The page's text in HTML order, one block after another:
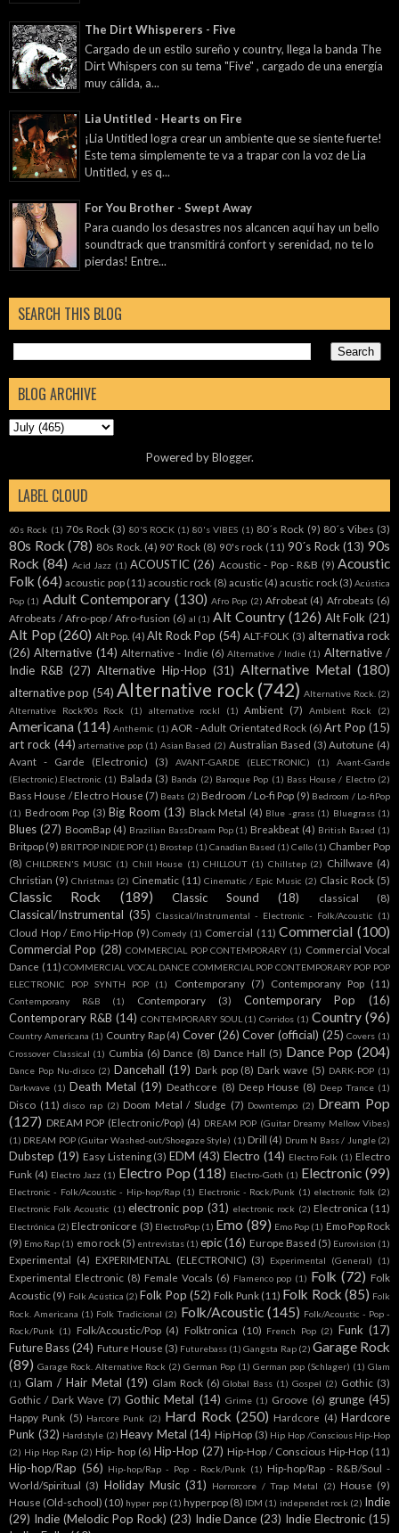
The Dirt Whisperers - Five
Cargado de un estilo sureño y country, llega la banda The
Dirt Whispers con su tema "Five" , cargado de una energía
muy cálida, a...
Lia Untitled - Hearts on Fire
¡Lia Untitled logra crear un ambiente que se siente fuerte!
Este tema simplemente te va a trapar con la voz de Lia
Untitled, y es q...
For You Brother - Swept Away
Para cuando los desastres nos alcancen aquí hay un bello
soundtrack que transmitirá confort y serenidad, no te lo
pierdas! Entre...
SEARCH THIS BLOG
BLOG ARCHIVE
Powered byBlogger.
LABEL CLOUD
60s Rock (1) 70s Rock (3) 80'S ROCK (1) 80's VIBES (1) 80´s Rock (9) 80´s Vibes (3)
80s Rock (78) 80s Rock. (4) 90' Rock (8) 90's rock (11) 90´s Rock (13) 90s
Rock (84) Acid Jazz (1) ACOUSTIC (26) Acoustic - Pop - R&B (9) Acoustic
Folk (64) acoustic pop (11) acoustic rock (8) acustic (4) acustic rock (3) Acústica
Pop (1) Adult Contemporary (130) Afro Pop (2) Afrobeat (4) Afrobeats (6)
Afrobeats / Afro-pop / Afro-fusion (6) al (1) Alt Country (126) Alt Folk (21)
Alt Pop (260) Alt Pop. (4) Alt Rock Pop (54) ALT-FOLK (3) alternativa rock
(26) Alternative (14) Alternative - Indie (6) Alternative / Indie (1) Alternative /
Indie R&B (27) Alternative Hip-Hop (31) Alternative Metal (180)
alternative pop (54) Alternative rock (742) Alternative Rock. (2)
Alternative Rock90s Rock
(1) alternative rockl (1) Ambient (7) Ambient Rock (2)
Americana (114) Anthemic (1) AOR - Adult Orientated Rock (6) Art Pop (15)
art rock (44) arternative pop (1) Asian Based (2) Australian Based (3) Autotune (4)
Avant - Garde (Electronic)
(3) AVANT-GARDE (ELECTRONIC) (1)
Avant-Garde
(Electronic).Electronic (1) Balada (3) Banda (2) Baroque Pop (1) Bass House / Electro (2)
Bass House / Electro House (7) Beats (2) Bedroom / Lo-fi Pop (9) Bedroom / Lo-fiPop
(1) Bedroom Pop (3) Big Room (13) Black Metal (4) Blue -grass (1) Bluegrass (1)
Blues (27) BoomBap (4) Brazilian BassDream Pop (1) Breakbeat (4) British Based (1)
Britpop (9) BRITPOP INDIE POP (1) Brostep (1) Canadian Based (1) Cello (1) Chamber Pop
(8) CHILDREN'S MUSIC (1) Chill House (1) CHILLOUT (1) Chillstep (2) Chillwave (4)
Christian (9) Christmas (2) Cinematic (11) Cinematic / Epic Music (2) Clasic Rock (5)
Classic Rock (189) Classic Sound (18) classical (8)
Classical/Instrumental (35) Classical/Instrumental - Electronic - Folk/Acoustic (1)
Cloud Hop / Emo Hip-Hop (9) Comedy (1) Comercial (11) Commercial (100)
Commercial Pop (28) COMMERCIAL POP CONTEMPORARY (1) Commercial Vocal
Dance (11) COMMERCIAL VOCAL DANCE COMMERCIAL POP CONTEMPORARY POP POP
ELECTRONIC POP SYNTH POP
(1) Contemporany (7) Contemporany Pop (11)
Contemporany R&B (1) Contemporary (3) Contemporary Pop
(16)
Contemporary R&B (14) CONTEMPORARY SOUL (1) Corridos (1) Country (96)
Country Americana (1) Country Rap (4) Cover (26) Cover (official) (25) Covers (1)
Crossover Classical (1) Cumbia (6) Dance (8) Dance Hall (5) Dance Pop (204)
Dance Pop Nu-disco (2) Dancehall (19) Dark pop (8) Dark wave (5) DARK-POP (1)
Darkwave (1) Death Metal (19) Deathcore (8) Deep House (8) Deep Trance (1)
Disco (11) disco rap (2) Doom Metal / Sludge (7) Downtempo (2) Dream Pop
(127) DREAM POP (Electronic/Pop) (4) DREAM POP (Guitar Dreamy Mellow Vibes)
(1) DREAM POP (Guitar Washed-out/Shoegaze Style) (1) Drill (4) Drum N Bass / Jungle (2)
Dubstep (19) Easy Listening (3) EDM (43) Electro (14) Electro Folk (1) Electro
Funk (4) Electro Jazz (1) Electro Pop (118) Electro-Goth (1) Electronic (99)
Electronic - Folk/Acoustic - Hip-hop/Rap (1) Electronic - Rock/Punk (1) electronic folk (2)
Electronic Folk Acoustic (1) electronic pop (31) electronic rock (2) Electronica (11)
Electrónica (2) Electronicore (3) ElectroPop (1) Emo (89) Emo Pop (1) Emo Pop Rock
(9) Emo Rap (1) emo rock (5) entrevistas (1) epic (16) Europe Based (5) Eurovision (1)
Experimental (4) EXPERIMENTAL (ELECTRONIC) (3) Experimental (General) (1)
Experimental Electronic (8) Female Vocals (6) Flamenco pop (1) Folk (72) Folk
Acoustic (9) Folk Acústica (2) Folk Pop (52) Folk Punk (11) Folk Rock (85) Folk
Rock. Americana (1) Folk Tradicional (2) Folk/Acoustic (145) Folk/Acoustic - Pop -
Rock/Punk (1) Folk/Acoustic/Pop (4) Folktronica (10) French Pop (2) Funk (17)
Future Bass (24) Future House (3) Futurebass (1) Gangsta Rap (2) Garage Rock
(89) Garage Rock. Alternative Rock (2) German Pop (1) German pop (Schlager) (1) Glam
(1) Glam / Hair Metal (19) Glam Rock (6) Global Bass (1) Gospel (2) Gothic (3)
Gothic / Dark Wave (7) Gothic Metal (14) Grime (1) Groove (6) grunge (45)
Happy Punk (5) Harcore Punk (2) Hard Rock (250) Hardcore (4) Hardcore
Punk (32) Hardstyle (2) Heavy Metal (14) Hip Hop (3) Hip Hop /Conscious Hip-Hop
(2) Hip Hop Rap (2) Hip- hop (6) Hip-Hop (27) Hip-Hop / Conscious Hip-Hop (11)
Hip-hop/Rap (56) Hip-hop/Rap - Pop - Rock/Punk (1) Hip-hop/Rap - R&B/Soul -
World/Spiritual (3) Holiday Music (31) Horrorcore / Trap Metal (2) House (9)
House (Old-school) (10) hyper pop (1) hyperpop (8) IDM (1) independet rock (2) Indie
(29) Indie (Melodic Pop Rock) (23) Indie Dance (23) Indie Electronic (15)